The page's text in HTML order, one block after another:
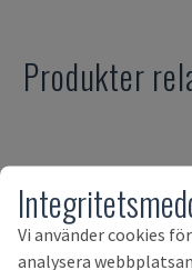
Produkter
Vi använder cookies
analysera